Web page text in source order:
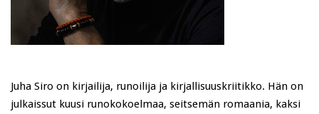
Juha Siro on kirjailija, runoilija ja kirjallisuuskriitikko. Hän on
julkaissut kuusi runokokoelmaa, seitsemän romaania, kaksi